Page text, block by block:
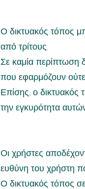
Ο δικτυακός τόπος
από τρίτους.
Σε καμία περίπτωση
που εφαρμόζουν
Επίσης, ο δικτυακός
την εγκυρότητα
Οι χρήστες
ευθύνη του χρήστη
Ο δικτυακός τόπος